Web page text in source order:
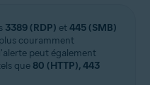
3389 (RDP) et445 (SMB)
couramment
peut également
que 80 (HTTP), 443